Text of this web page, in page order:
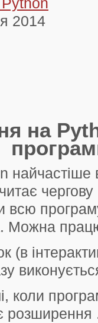
2014
на
чергову
всю
Можна
(в
коли